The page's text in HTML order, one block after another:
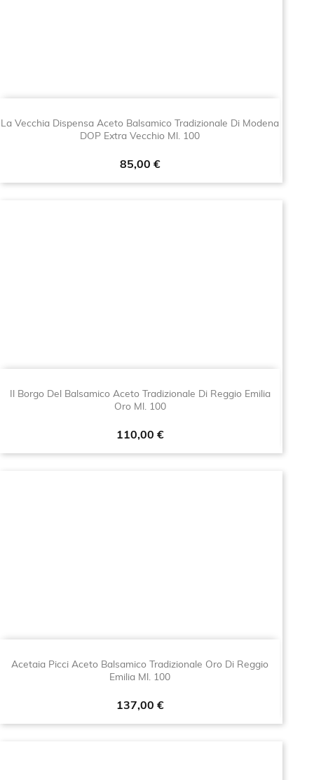
La Vecchia Dispensa Aceto Balsamico Tradizionale Di Modena
DOP Extra Vecchio Ml. 100
Prezzo
85,00 €
Il Borgo Del Balsamico Aceto Tradizionale Di Reggio Emilia
Oro Ml. 100
Prezzo
110,00 €
Acetaia Picci Aceto Balsamico Tradizionale Oro Di Reggio
Emilia Ml. 100
Prezzo
137,00 €